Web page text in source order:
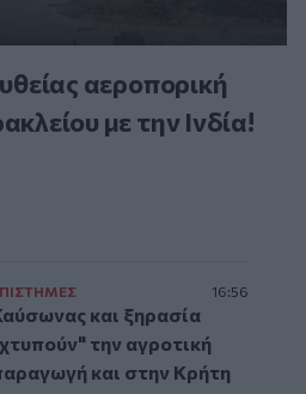
αεροπορική
με την Ινδία!
16:56
και ξηρασία
την αγροτική
και στην Κρήτη